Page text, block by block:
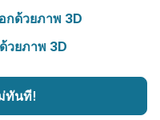
กด้วยภาพ 3D
วยภาพ 3D
ทันที!